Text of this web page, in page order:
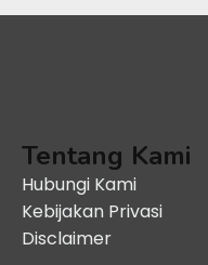
Tentang Kami
Hubungi Kami
Kebijakan Privasi
Disclaimer